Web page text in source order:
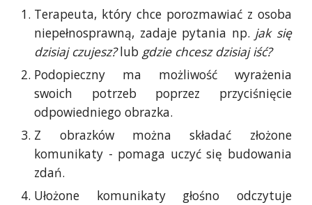
Terapeuta, który chce porozmawiać z osoba
niepełnosprawną, zadaje pytania np. jak się
dzisiaj czujesz?lub gdzie chcesz dzisiaj iść?
Podopieczny ma możliwość wyrażenia
swoich potrzeb poprzez przyciśnięcie
odpowiedniego obrazka.
Z obrazków można składać złożone
komunikaty - pomaga uczyć się budowania
zdań.
Ułożone komunikaty głośno odczytuje